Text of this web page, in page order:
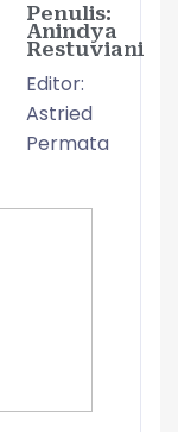
Penulis:
Anindya
Restuviani
Editor:
Astried
Permata